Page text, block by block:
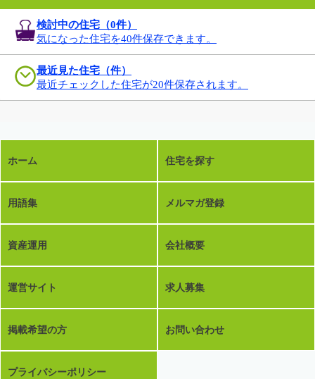
検討中の住宅（0件）
気になった住宅を40件保存できます。
最近見た住宅（件）
最近チェックした住宅が20件保存されます。
ホーム 住宅を探す
用語集 メルマガ登録
資産運用 会社概要
運営サイト 求人募集
掲載希望の方 お問い合わせ
プライバシーポリシー